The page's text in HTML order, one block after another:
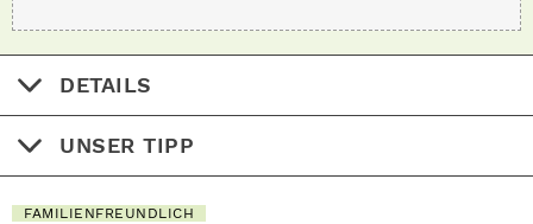
DETAILS
UNSER TIPP
FAMILIENFREUNDLICH